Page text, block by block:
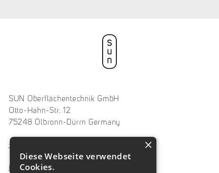
SUN Oberflächentechnik GmbH
Otto-Hahn-Str. 12
75248 Ölbronn-Dürrn Germany
+49 7237 486330
info@sungmbh.de
×
Diese Webseite verwendet
Cookies.